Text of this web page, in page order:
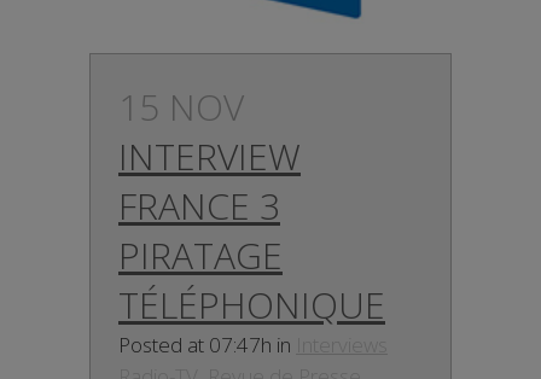
15 NOV
INTERVIEW
FRANCE 3
PIRATAGE
TÉLÉPHONIQUE
Posted at 07:47h in